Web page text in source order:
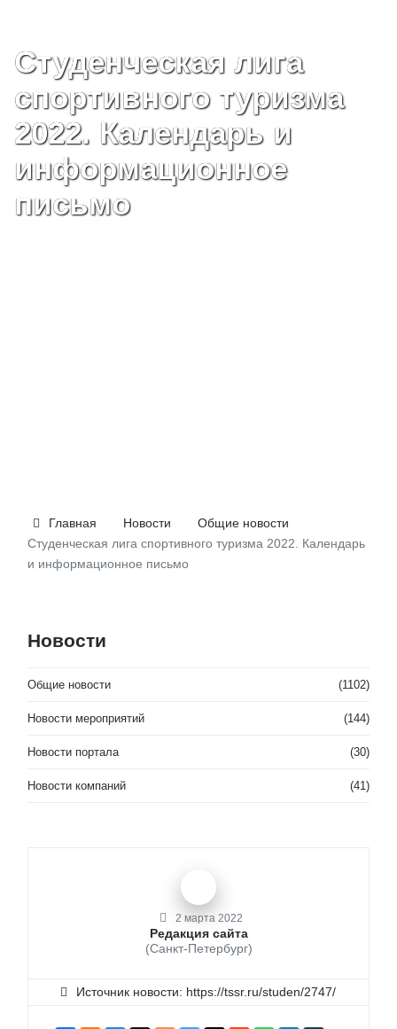
Студенческая лига
спортивного туризма
2022. Календарь и
информационное
письмо
Главная Новости
Общие новости
Студенческая лига спортивного туризма 2022. Календарь
и информационное письмо
Новости
Общие новости (1102)
Новости мероприятий (144)
Новости портала (30)
Новости компаний (41)
2 марта 2022
Редакция сайта
(Санкт-Петербург)
Источник новости: https://tssr.ru/studen/2747/